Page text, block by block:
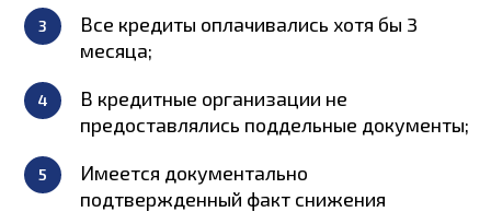
Все кредиты оплачивались хотя бы 3
месяца;
В кредитные организации не
предоставлялись поддельные документы;
Имеется документально
подтвержденный факт снижения